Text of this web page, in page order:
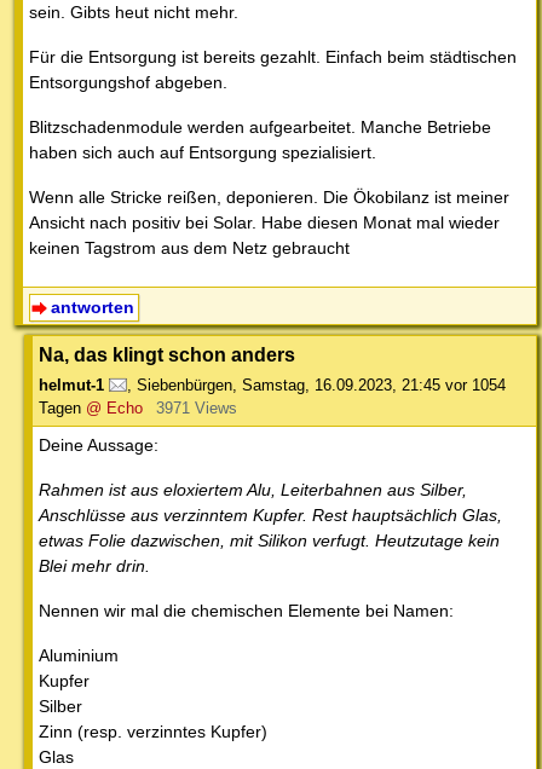
sein. Gibts heut nicht mehr.
Für die Entsorgung ist bereits gezahlt. Einfach beim städtischen
Entsorgungshof abgeben.
Blitzschadenmodule werden aufgearbeitet. Manche Betriebe
haben sich auch auf Entsorgung spezialisiert.
Wenn alle Stricke reißen, deponieren. Die Ökobilanz ist meiner
Ansicht nach positiv bei Solar. Habe diesen Monat mal wieder
keinen Tagstrom aus dem Netz gebraucht
antworten
Na, das klingt schon anders
helmut-1 , Siebenbürgen, Samstag, 16.09.2023, 21:45 vor 1054
Tagen @ Echo 3971 Views
Deine Aussage:
Rahmen ist aus eloxiertem Alu, Leiterbahnen aus Silber,
Anschlüsse aus verzinntem Kupfer. Rest hauptsächlich Glas,
etwas Folie dazwischen, mit Silikon verfugt. Heutzutage kein
Blei mehr drin.
Nennen wir mal die chemischen Elemente bei Namen:
Aluminium
Kupfer
Silber
Zinn (resp. verzinntes Kupfer)
Glas